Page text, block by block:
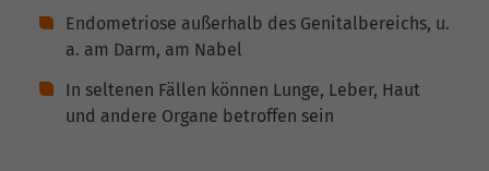
Endometriose außerhalb des Genitalbereichs, u.
a. am Darm, am Nabel
In seltenen Fällen können Lunge, Leber, Haut
und andere Organe betroffen sein